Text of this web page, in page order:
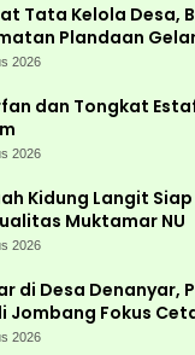
Tata Kelola Desa,
Plandaan
Pemdes
2026
dan Tongkat
2026
Kidung Langit
Muktamar NU
2026
di Desa Denanyar,
Jombang Fokus
Berprestasi
2026